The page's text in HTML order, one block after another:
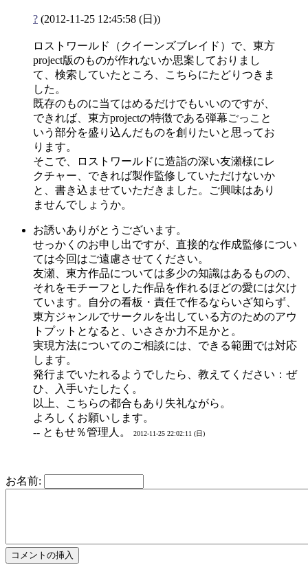
? (2012-11-25 12:45:58 (日))
ロストワールド（クイーンズブレイド）で、東方
project版のものが作れないか思案しておりまし
て、検索していたところ、こちらにたどりつきま
した。
既存のものに当てはめるだけでもいいのですが、
できれば、東方projectの特徴である弾幕ごっこと
いう部分を盛り込んだものを創りたいと思ってお
ります。
そこで、ロストワールドに造詣の深い友瀬様にレ
クチャー、できれば製作監修していただけないか
と、書き込ませていただきました。ご興味はあり
ませんでしょうか。
お誘いありがとうございます。
せっかくのお申し出ですが、直接的な作成監修につい
ては今回はご遠慮させてください。
友瀬、東方作品については多少の知識はあるものの、
それをモチーフとした作品を作れるほどの愛には欠け
ています。自分の看板・責任で作るならいざ知らず、
東方ジャンルでサークルを出している方のためのアウ
トプットとなると、いささか力不足かと。
実現方法についてのご相談には、できる範囲では対応
します。
発行までいたれるようでしたら、教えてください：ぜ
ひ、入手いたしたく。
以上、こちらの都合もあり失礼ながら。
よろしくお願いします。
-- ともせ％管理人。
2012-11-25 22:02:11 (日)
お名前: